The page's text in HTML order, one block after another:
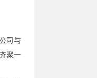
司与
聚一